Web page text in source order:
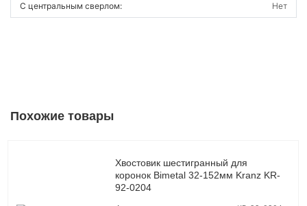
С центральным сверлом: Нет
Похожие товары
Хвостовик шестигранный для
коронок Bimetal 32-152мм Kranz KR-
92-0204